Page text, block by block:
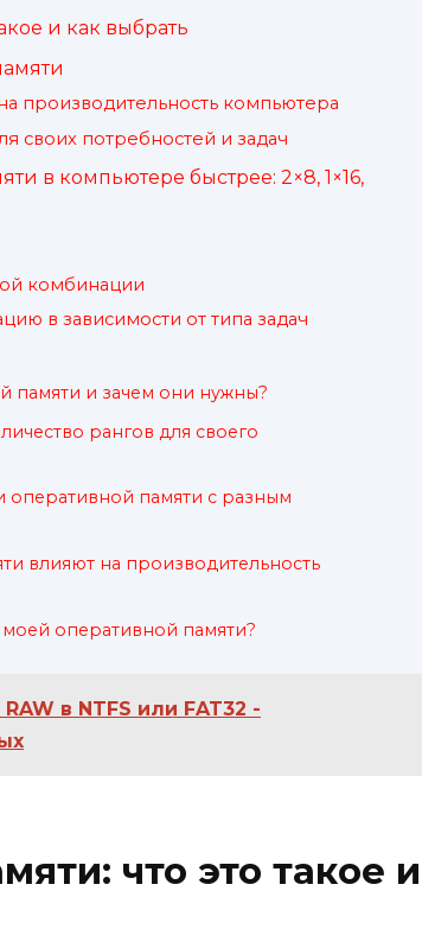
и как выбрать
производительность компьютера
своих потребностей и задач
в компьютере быстрее: 2×8, 1×16,
комбинации
в зависимости от типа задач
памяти и зачем они нужны?
рангов для своего
памяти с разным
влияют на производительность
моей оперативной памяти?
в NTFS или FAT32 -
что это такое и